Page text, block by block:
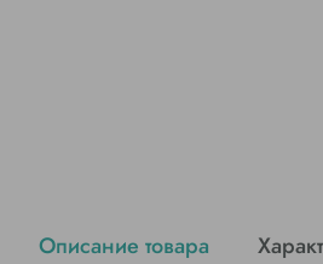
Описание товара